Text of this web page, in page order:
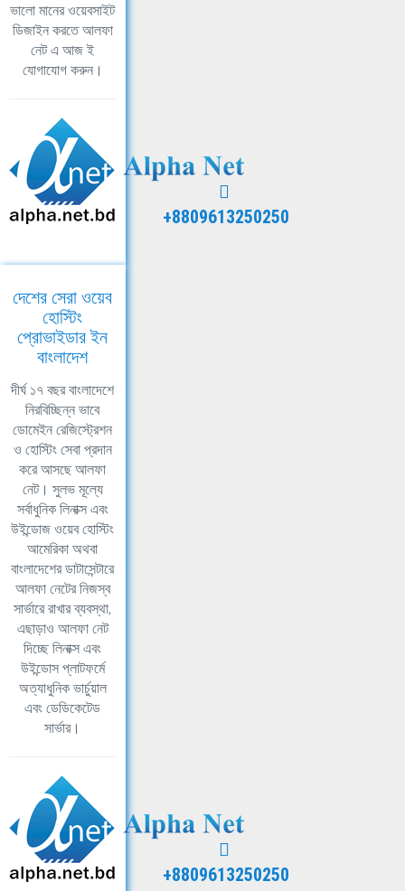
ভালো মানের ওয়েবসাইট
ডিজাইন করতে আলফা
নেট এ আজ ই
যোগাযোগ করুন।
+8809613250250
দেশের সেরা ওয়েব
হোস্টিং
প্রোভাইডার ইন
বাংলাদেশ
দীর্ঘ ১৭ বছর বাংলাদেশে
নিরবিচ্ছিন্ন ভাবে
ডোমেইন রেজিস্ট্রেশন
ও হোস্টিং সেবা প্রদান
করে আসছে আলফা
নেট। সুলভ মূল্যে
সর্বাধুনিক লিনাক্স এবং
উইন্ডোজ ওয়েব হোস্টিং
আমেরিকা অথবা
বাংলাদেশের ডাটাসেন্টারে
আলফা নেটের নিজস্ব
সার্ভারে রাখার ব্যবস্থা,
এছাড়াও আলফা নেট
দিচ্ছে লিনাক্স এবং
উইন্ডোস প্লাটফর্মে
অত্যাধুনিক ভার্চুয়াল
এবং ডেডিকেটেড
সার্ভার।
+8809613250250